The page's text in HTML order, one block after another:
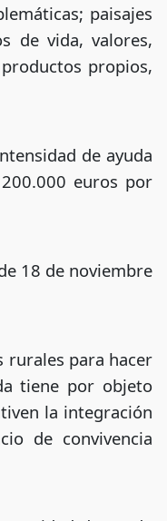
paisajes
de vida, valores,
propios,
de ayuda
euros por
18 de noviembre
rurales para hacer
tiene por objeto
la integración
de convivencia